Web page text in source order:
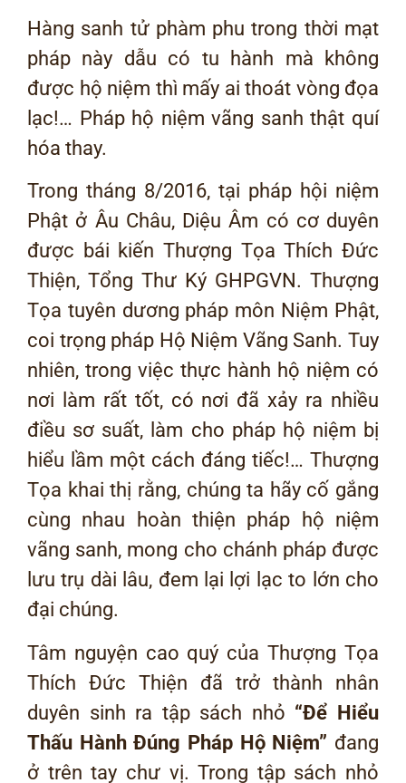
Hàng sanh tử phàm phu trong thời mạt
pháp này dẫu có tu hành mà không
được hộ niệm thì mấy ai thoát vòng đọa
lạc!… Pháp hộ niệm vãng sanh thật quí
hóa thay.
Trong tháng 8/2016, tại pháp hội niệm
Phật ở Âu Châu, Diệu Âm có cơ duyên
được bái kiến Thượng Tọa Thích Đức
Thiện, Tổng Thư Ký GHPGVN. Thượng
Tọa tuyên dương pháp môn Niệm Phật,
coi trọng pháp Hộ Niệm Vãng Sanh. Tuy
nhiên, trong việc thực hành hộ niệm có
nơi làm rất tốt, có nơi đã xảy ra nhiều
điều sơ suất, làm cho pháp hộ niệm bị
hiểu lầm một cách đáng tiếc!… Thượng
Tọa khai thị rằng, chúng ta hãy cố gắng
cùng nhau hoàn thiện pháp hộ niệm
vãng sanh, mong cho chánh pháp được
lưu trụ dài lâu, đem lại lợi lạc to lớn cho
đại chúng.
Tâm nguyện cao quý của Thượng Tọa
Thích Đức Thiện đã trở thành nhân
duyên sinh ra tập sách nhỏ “Để Hiểu
Thấu Hành Đúng Pháp Hộ Niệm” đang
ở trên tay chư vị. Trong tập sách nhỏ